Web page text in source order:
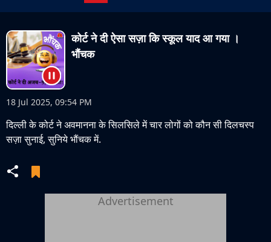
कोर्ट ने दी ऐसा सज़ा कि स्कूल याद आ गया ।
भौंचक
18 Jul 2025, 09:54 PM
दिल्ली के कोर्ट ने अवमानना के सिलसिले में चार लोगों को कौन सी दिलचस्प
सज़ा सुनाई, सुनिये भौंचक में.
Advertisement